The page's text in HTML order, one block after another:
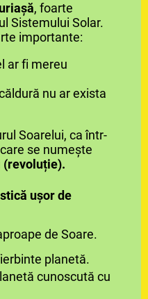
, foarte
Sistemului Solar.
importante:
ar fi mereu
nu ar exista
Soarelui, ca într-
se numește
(revoluție).
ușor de
de Soare.
planetă.
cunoscută cu